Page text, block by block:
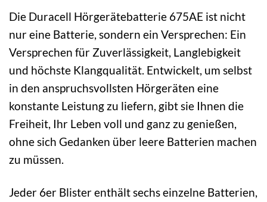
Die Duracell Hörgerätebatterie 675AE ist nicht
nur eine Batterie, sondern ein Versprechen: Ein
Versprechen für Zuverlässigkeit, Langlebigkeit
und höchste Klangqualität. Entwickelt, um selbst
in den anspruchsvollsten Hörgeräten eine
konstante Leistung zu liefern, gibt sie Ihnen die
Freiheit, Ihr Leben voll und ganz zu genießen,
ohne sich Gedanken über leere Batterien machen
zu müssen.
Jeder 6er Blister enthält sechs einzelne Batterien,